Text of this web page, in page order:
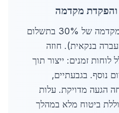
לאחר אישור, מפקידים מקדמה של 30% בתשלום
בנקאית). חוזה
לוחות זמנים: ייצור תוך
נוסף. בגבעתיים,
הגעה מדויקת. עלות
ביטוח מלא במהלך